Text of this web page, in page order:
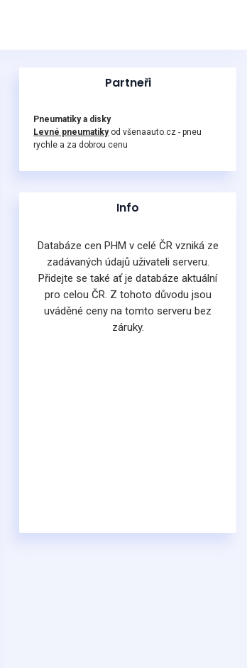
Partneři
Pneumatiky a disky
Levné pneumatikyod všenaauto.cz - pneu
rychle a za dobrou cenu
Info
Databáze cen PHM v celé ČR vzniká ze
zadávaných údajů uživateli serveru.
Přidejte se také ať je databáze aktuální
pro celou ČR. Z tohoto důvodu jsou
uváděné ceny na tomto serveru bez
záruky.